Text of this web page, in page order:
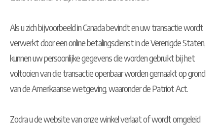
Als u zich bijvoorbeeld in Canada bevindt en uw transactie wordt
verwerkt door een online betalingsdienst in de Verenigde Staten,
kunnen uw persoonlijke gegevens die worden gebruikt bij het
voltooien van die transactie openbaar worden gemaakt op grond
van de Amerikaanse wetgeving, waaronder de Patriot Act.
Zodra u de website van onze winkel verlaat of wordt omgeleid